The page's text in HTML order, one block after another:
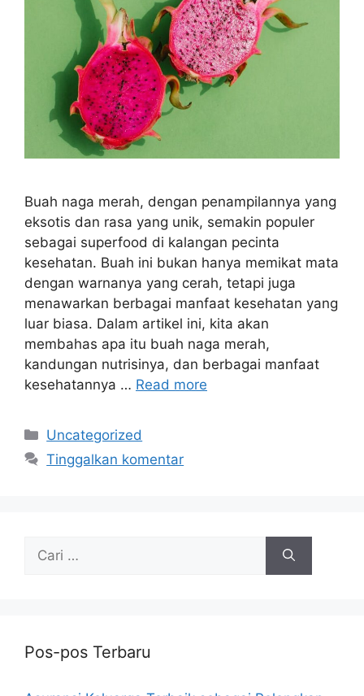
Buah naga merah, dengan penampilannya yang
eksotis dan rasa yang unik, semakin populer
sebagai superfood di kalangan pecinta
kesehatan. Buah ini bukan hanya memikat mata
dengan warnanya yang cerah, tetapi juga
menawarkan berbagai manfaat kesehatan yang
luar biasa. Dalam artikel ini, kita akan
membahas apa itu buah naga merah,
kandungan nutrisinya, dan berbagai manfaat
kesehatannya … Read more
Kategori
Uncategorized
Tinggalkan komentar
untuk:
Pos-pos Terbaru